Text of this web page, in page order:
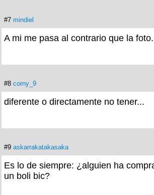
#7 mindiel
A mi me pasa al contrario que la
#8 corny_9
diferente o directamente no tener...
#9 askarrakatakasaka
Es lo de siempre: ¿alguien ha
un boli bic?